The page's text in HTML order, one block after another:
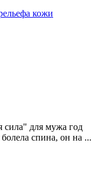
кожи
сила" для мужа год
спина, он на ...